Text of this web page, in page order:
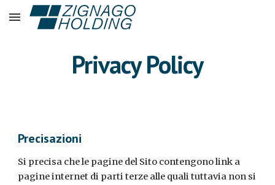
Skip to main content
Privacy Policy
Precisazioni
Si precisa che le pagine del Sito contengono link a
pagine internet di parti terze alle quali tuttavia non si